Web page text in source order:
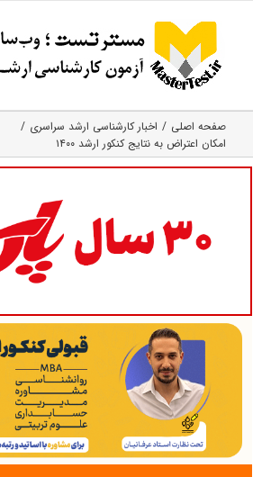
content
صفحه اصلی
اخبار کارشناسی ارشد سراسری
امکان اعتراض به نتایج کنکور ارشد ۱۴۰۰